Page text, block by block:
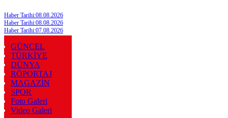
GÜNCEL
TÜRKİYE
DÜNYA
RÖPORTAJ
MAGAZİN
SPOR
Foto Galeri
Video Galeri
Haber Tarihi:08.08.2026
Haber Tarihi:08.08.2026
Haber Tarihi:07.08.2026
Haber Tarihi:07.08.2026
Haber Tarihi:07.08.2026
Haber Tarihi:07.08.2026
Haber Tarihi:07.08.2026
Haber Tarihi:06.08.2026
Haber Tarihi:06.08.2026
Haber Tarihi:06.08.2026
Haber Tarihi:06.08.2026
Haber Tarihi:06.08.2026
Haber Tarihi:06.08.2026